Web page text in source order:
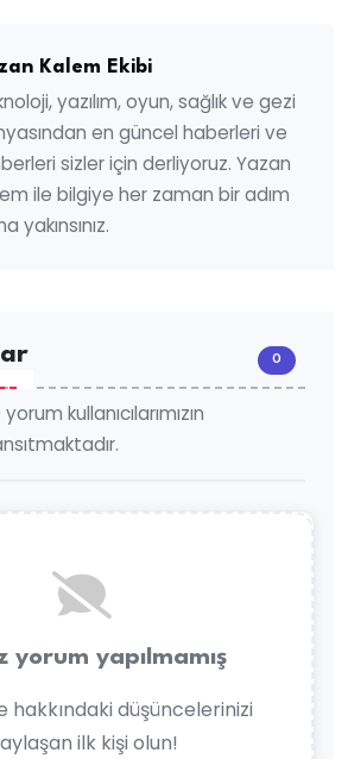
Kalem Ekibi
yazılım, oyun, sağlık ve gezi
en güncel haberleri ve
sizler için derliyoruz. Yazan
ile bilgiye her zaman bir adım
yakınsınız.
0
kullanıcılarımızın
yorum yapılmamış
hakkındaki düşüncelerinizi
ilk kişi olun!